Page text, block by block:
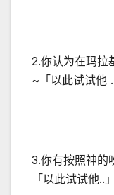
2.你认为在玛拉
~「以此试试他
3.你有按照神的
「以此试试他..